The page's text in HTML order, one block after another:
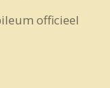
officieel